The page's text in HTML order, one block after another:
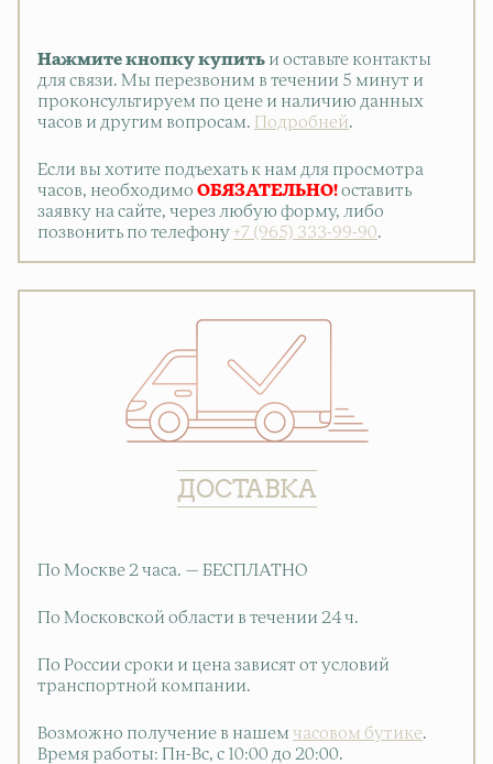
Нажмите кнопку купить и оставьте контакты
для связи. Мы перезвоним в течении 5 минут и
проконсультируем по цене и наличию данных
часов и другим вопросам.
Подробней.
Если вы хотите подъехать к нам для просмотра
часов, необходимо ОБЯЗАТЕЛЬНО! оставить
заявку на сайте, через любую форму, либо
позвонить по телефону +7 (965) 333-99-90.
ДОСТАВКА
По Москве 2 часа. — БЕСПЛАТНО
По Московской области в течении 24 ч.
По России сроки и цена зависят от условий
транспортной компании.
Возможно получение в нашем часовом бутике.
Время работы: Пн-Вс, с 10:00 до 20:00.